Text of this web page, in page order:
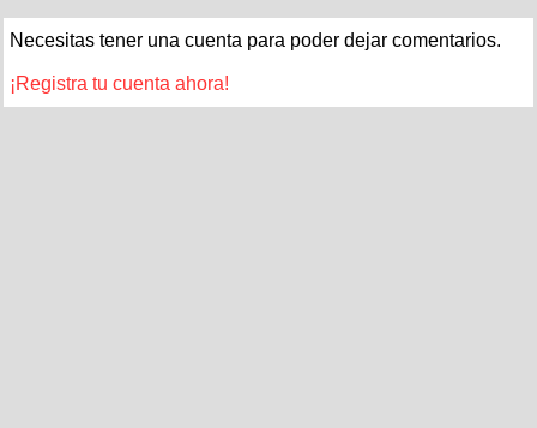
Necesitas tener una cuenta para poder dejar comentarios.
¡Registra tu cuenta ahora!